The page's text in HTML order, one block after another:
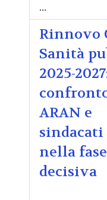
...
Rinnovo
Sanità
2025-
ARAN e
nella fase
decisiva